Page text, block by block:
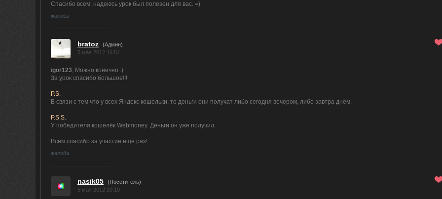
Спасибо всем, надеюсь урок был полезен для вас. =)
жалоба
bratoz (Админ)
5 мая 2012 16:54
igor123, Можно конечно :)
За урок спасибо большое!!!
P.S.
В связи с тем что у всех Яндекс кошельки, то деньги они получат либо сегодня вечером, либо завтра днём.
P.S.S.
У победителя кошелёк Webmoney. Деньги он уже получил.
Всем спасибо за участие ещё раз!
жалоба
nasik05
(Посетитель)
5 мая 2012 20:10